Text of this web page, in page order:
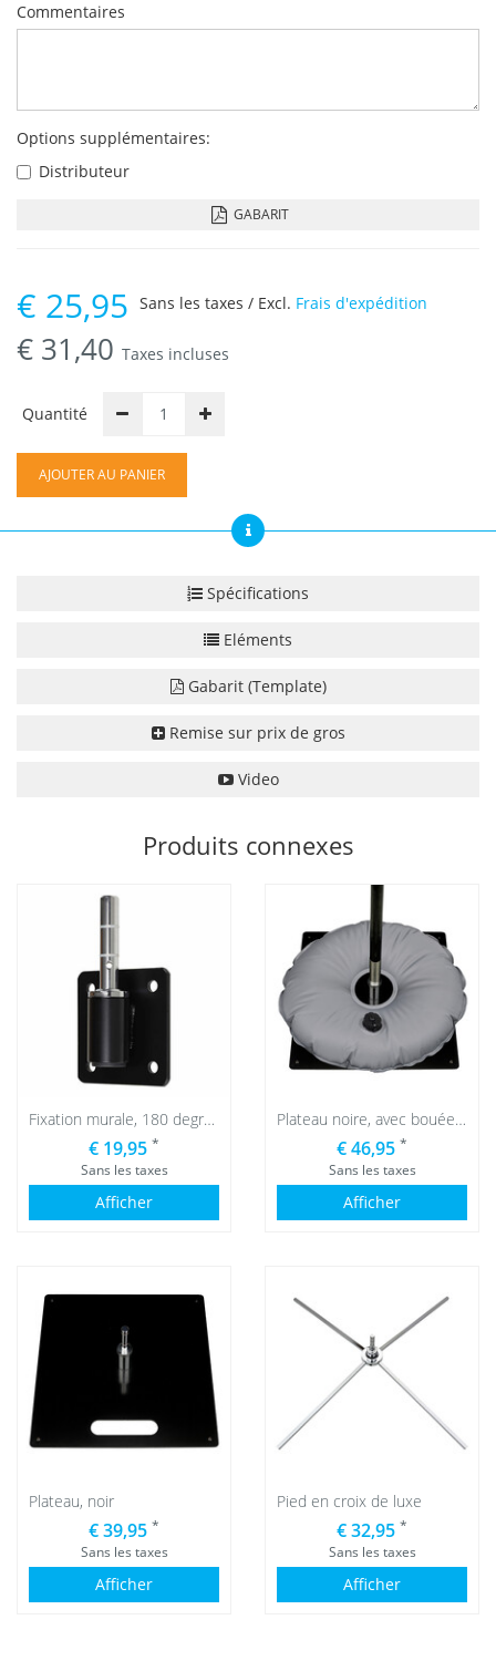
Commentaires
Options supplémentaires:
Distributeur
GABARIT
€ 25,95
€ 31,40 Taxes incluses
Sans les taxes / Excl. Frais d'expédition
Quantité
AJOUTER AU PANIER
Spécifications
Eléments
Gabarit (Template)
Remise sur prix de gros
Video
Produits connexes
Fixation murale, 180 degrés
€ 19,95 *
Sans les taxes
Afficher
Plateau noire, avec bouée de lestage grise
€ 46,95 *
Sans les taxes
Afficher
Plateau, noir
€ 39,95 *
Sans les taxes
Afficher
Pied en croix de luxe
€ 32,95 *
Sans les taxes
Afficher